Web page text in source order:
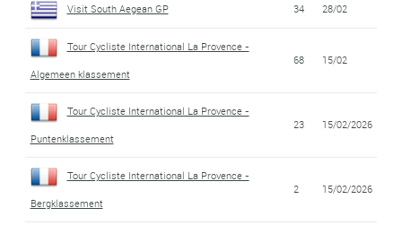
Visit South Aegean GP 34 28/02
Tour Cycliste International La Provence -
Algemeen klassement
68 15/02
Tour Cycliste International La Provence -
Puntenklassement
23 15/02/2026
Tour Cycliste International La Provence -
Bergklassement
2 15/02/2026